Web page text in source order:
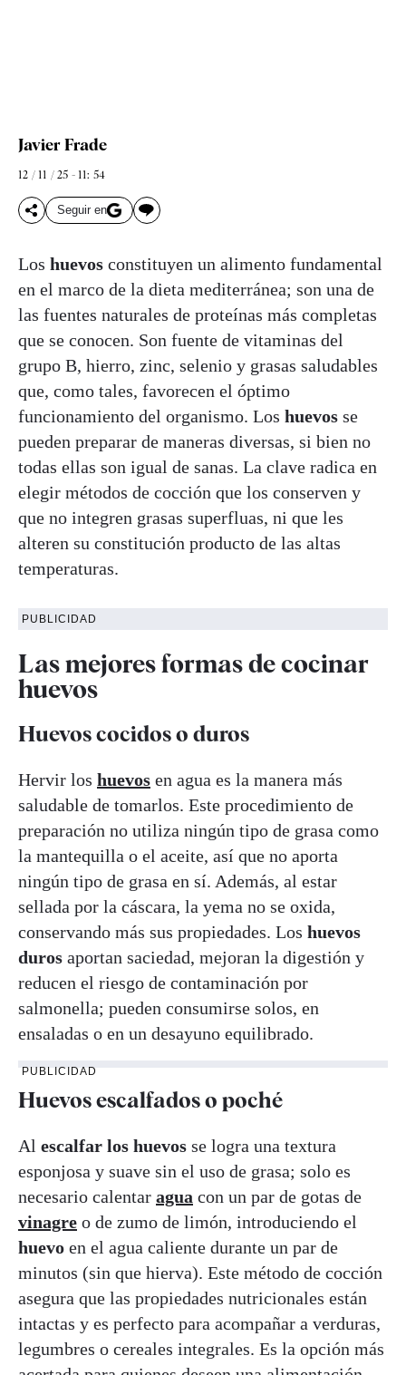
Javier Frade
12 / 11 / 25 - 11: 54
Seguir en
Los huevos constituyen un alimento fundamental
en el marco de la dieta mediterránea; son una de
las fuentes naturales de proteínas más completas
que se conocen. Son fuente de vitaminas del
grupo B, hierro, zinc, selenio y grasas saludables
que, como tales, favorecen el óptimo
funcionamiento del organismo. Los huevos se
pueden preparar de maneras diversas, si bien no
todas ellas son igual de sanas. La clave radica en
elegir métodos de cocción que los conserven y
que no integren grasas superfluas, ni que les
alteren su constitución producto de las altas
temperaturas.
PUBLICIDAD
Las mejores formas de cocinar
huevos
Huevos cocidos o duros
Hervir los huevos en agua es la manera más
saludable de tomarlos. Este procedimiento de
preparación no utiliza ningún tipo de grasa como
la mantequilla o el aceite, así que no aporta
ningún tipo de grasa en sí. Además, al estar
sellada por la cáscara, la yema no se oxida,
conservando más sus propiedades. Los huevos
duros aportan saciedad, mejoran la digestión y
reducen el riesgo de contaminación por
salmonella; pueden consumirse solos, en
ensaladas o en un desayuno equilibrado.
PUBLICIDAD
Huevos escalfados o poché
Al escalfar los huevos se logra una textura
esponjosa y suave sin el uso de grasa; solo es
necesario calentar agua con un par de gotas de
vinagre o de zumo de limón, introduciendo el
huevo en el agua caliente durante un par de
minutos (sin que hierva). Este método de cocción
asegura que las propiedades nutricionales están
intactas y es perfecto para acompañar a verduras,
legumbres o cereales integrales. Es la opción más